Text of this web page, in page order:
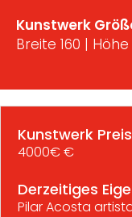
Kunstwerk
Breite 160 |
Kunstwerk Preis
4000€ €
Derzeitiges
Pilar Acosta